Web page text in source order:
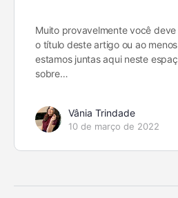
Muito provavelmente você
o título deste artigo ou ao
estamos juntas aqui neste
sobre…
Vânia Trindade
10 de março de 2022